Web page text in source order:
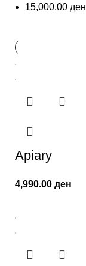
15,000.00 ден
Apiary
4,990.00 ден